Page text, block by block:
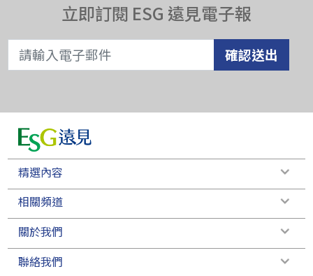
立即訂閱 ESG 遠見電子報
確認送出
精選內容
相關頻道
關於我們
聯絡我們